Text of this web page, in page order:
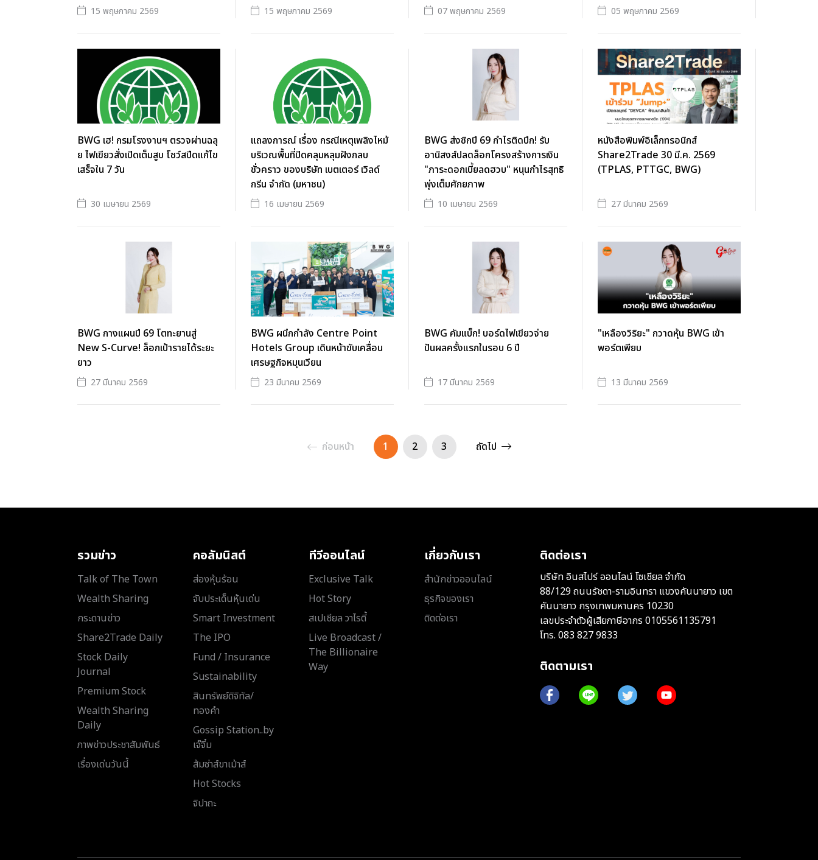
15 พฤษภาคม 2569 15 พฤษภาคม 2569 07 พฤษภาคม 2569 05 พฤษภาคม 2569
BWG เฮ! กรมโรงงานฯ ตรวจผ่านฉลุ
ย ไฟเขียวสั่งเปิดเต็มสูบ โชว์สปีดแก้ไข
เสร็จใน 7 วัน
30 เมษายน 2569
แถลงการณ์ เรื่อง กรณีเหตุเพลิงไหม้
บริเวณพื้นที่ปิดคลุมหลุมฝังกลบ
ชั่วคราว ของบริษัท เบตเตอร์ เวิลด์
กรีน จำกัด (มหาชน)
16 เมษายน 2569
BWG ส่งซิกปี 69 กำไรติดปีก! รับ
อานิสงส์ปลดล็อกโครงสร้างการเงิน
"ภาระดอกเบี้ยลดฮวบ" หนุนกำไรสุทธิ
พุ่งเต็มศักยภาพ
10 เมษายน 2569
หนังสือพิมพ์อิเล็กทรอนิกส์
Share2Trade 30 มี.ค. 2569
(TPLAS, PTTGC, BWG)
27 มีนาคม 2569
BWG กางแผนปี 69 โตทะยานสู่
New S-Curve! ล็อกเป้ารายได้ระยะ
ยาว
27 มีนาคม 2569
BWG ผนึกกำลัง Centre Point
Hotels Group เดินหน้าขับเคลื่อน
เศรษฐกิจหมุนเวียน
23 มีนาคม 2569
BWG คัมแบ็ก! บอร์ดไฟเขียวจ่าย
ปันผลครั้งแรกในรอบ 6 ปี
17 มีนาคม 2569
"เหลืองวิริยะ" กวาดหุ้น BWG เข้า
พอร์ตเพียบ
13 มีนาคม 2569
ก่อนหน้า 1 2 3 ถัดไป
รวมข่าว
Talk of The Town
Wealth Sharing
กระดานข่าว
Share2Trade Daily
Stock Daily
Journal
Premium Stock
Wealth Sharing
Daily
ภาพข่าวประชาสัมพันธ์
เรื่องเด่นวันนี้
คอลัมนิสต์
ส่องหุ้นร้อน
จับประเด็นหุ้นเด่น
Smart Investment
The IPO
Fund / Insurance
Sustainability
สินทรัพย์ดิจิทัล/
ทองคำ
Gossip Station..by
เจ๊จิ๋ม
ส้มซ่าส์ขาเม้าส์
Hot Stocks
จิปาถะ
ทีวีออนไลน์
Exclusive Talk
Hot Story
สเปเชียล วาไรตี้
Live Broadcast /
The Billionaire
Way
เกี่ยวกับเรา
สำนักข่าวออนไลน์
ธุรกิจของเรา
ติดต่อเรา
ติดต่อเรา
บริษัท อินสไปร์ ออนไลน์ โซเชียล จำกัด
88/129 ถนนรัชดา-รามอินทรา แขวงคันนายาว เขต
คันนายาว กรุงเทพมหานคร 10230
เลขประจำตัวผู้เสียภาษีอากร 0105561135791
โทร. 083 827 9833
ติดตามเรา